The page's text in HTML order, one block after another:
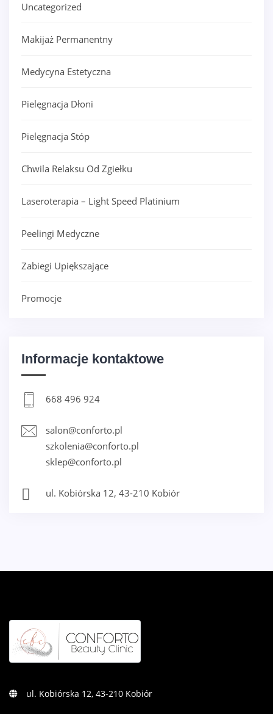
Uncategorized
Makijaż Permanentny
Medycyna Estetyczna
Pielęgnacja Dłoni
Pielęgnacja Stóp
Chwila Relaksu Od Zgiełku
Laseroterapia – Light Speed Platinium
Peelingi Medyczne
Zabiegi Upiększające
Promocje
Informacje kontaktowe
668 496 924
salon@conforto.pl
szkolenia@conforto.pl
sklep@conforto.pl
ul. Kobiórska 12, 43-210 Kobiór
ul. Kobiórska 12, 43-210 Kobiór